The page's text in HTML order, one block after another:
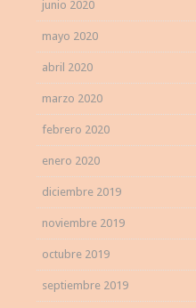
junio 2020
mayo 2020
abril 2020
marzo 2020
febrero 2020
enero 2020
diciembre 2019
noviembre 2019
octubre 2019
septiembre 2019